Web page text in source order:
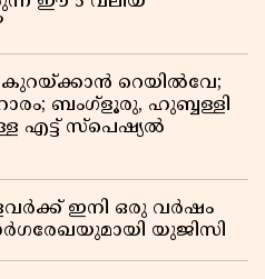
റെയിൽവേ;
ബംഗ്ളൂരു, ഹുബ്ബള്ളി
എട്ട് സ്പെഷ്യൽ
ഇനി ഒരു വർഷം
യുജിസി